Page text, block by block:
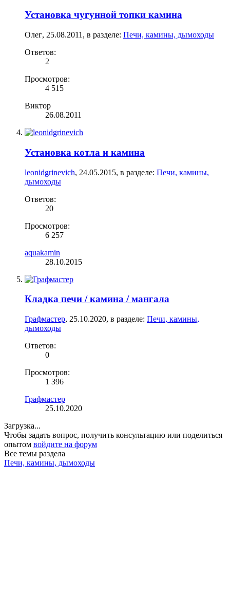
Установка чугунной топки камина
Олег, 25.08.2011 , в разделе: Печи, камины, дымоходы
Ответов:
2
Просмотров:
4 515
Виктор
26.08.2011
Установка котла и камина
leonidgrinevich, 24.05.2015, в разделе: Печи, камины,
дымоходы
Ответов:
20
Просмотров:
6 257
aquakamin
28.10.2015
Кладка печи / камина / мангала
Графмастер, 25.10.2020, в разделе: Печи, камины,
дымоходы
Ответов:
0
Просмотров:
1 396
Графмастер
25.10.2020
Загрузка...
Чтобы задать вопрос, получить консультацию или поделиться
опытом войдите на форум
Все темы раздела
Печи, камины, дымоходы